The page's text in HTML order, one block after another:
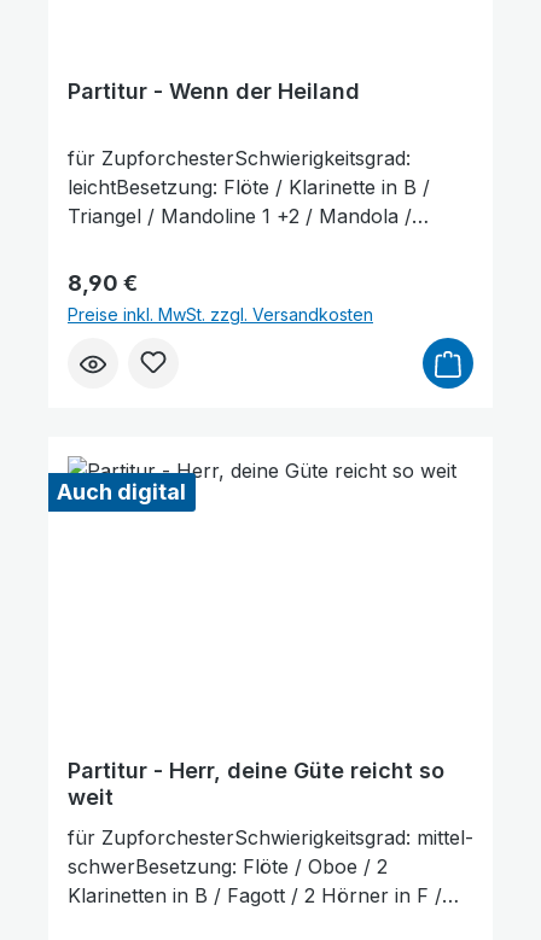
Partitur - Wenn der Heiland
für ZupforchesterSchwierigkeitsgrad:
leichtBesetzung: Flöte / Klarinette in B /
Triangel / Mandoline 1 +2 / Mandola /
KontrabassLieferumfang: Partitur und
Stimmenauszüge, Stimmenauszüge dürfen
als Kopiervorlage verwendet werden. Die
Lieferzeit beträgt ca. 7 Werktage, da dieser
Artikel erst nach Bestellung gedruckt wird.
Regulärer Preis:
8,90 €
Preise inkl. MwSt. zzgl. Versandkosten
Auch digital
Partitur - Herr, deine Güte reicht so
weit
für ZupforchesterSchwierigkeitsgrad: mittel-
schwerBesetzung: Flöte / Oboe / 2
Klarinetten in B / Fagott / 2 Hörner in F /